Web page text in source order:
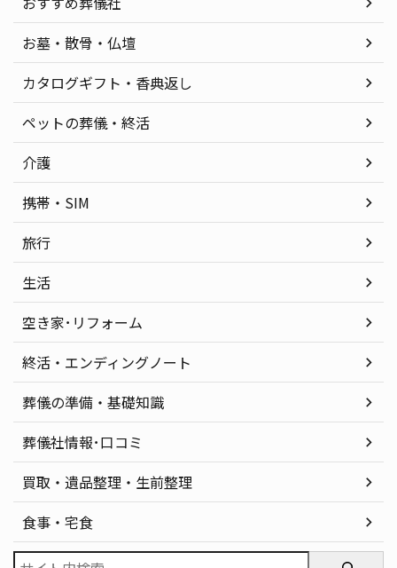
お墓・散骨・仏壇
カタログギフト・香典返し
ペットの葬儀・終活
介護
携帯・SIM
旅行
生活
空き家･リフォーム
終活・エンディングノート
葬儀の準備・基礎知識
葬儀社情報･口コミ
買取・遺品整理・生前整理
食事・宅食